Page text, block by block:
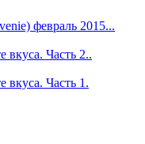
февраль 2015...
вкуса. Часть 2..
вкуса. Часть 1.